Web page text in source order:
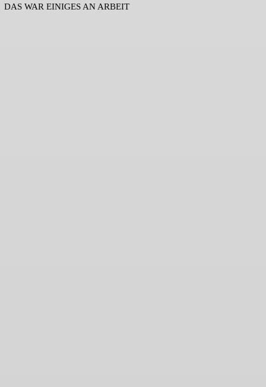
DAS WAR EINIGES AN ARBEIT